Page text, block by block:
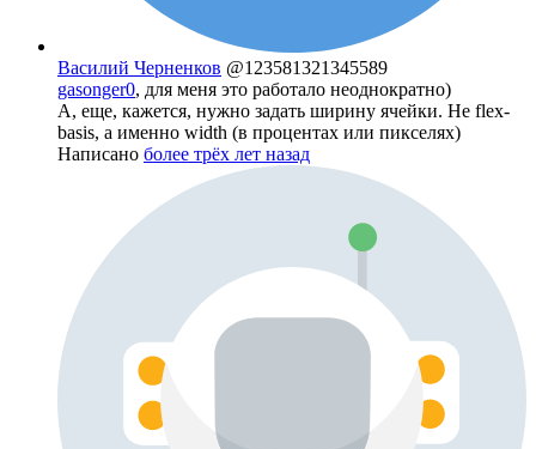
Василий Черненков @123581321345589
gasonger0, для меня это работало неоднократно)
А, еще, кажется, нужно задать ширину ячейки. Не flex-
basis, а именно width (в процентах или пикселях)
Написано более трёх лет назад